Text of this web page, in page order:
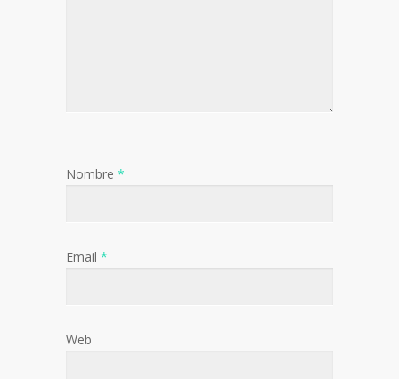
Nombre *
Email *
Web